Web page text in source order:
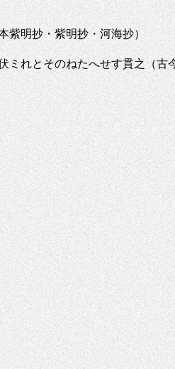
紫明抄・紫明抄・河海抄）
れとそのねたへせす貫之（古